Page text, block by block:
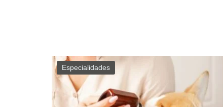
Especialidades